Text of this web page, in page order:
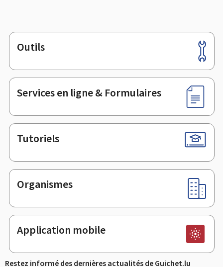
Pied
de
page
Outils
Services en ligne & Formulaires
Tutoriels
Organismes
Application mobile
Restez informé des dernières actualités de Guichet.lu